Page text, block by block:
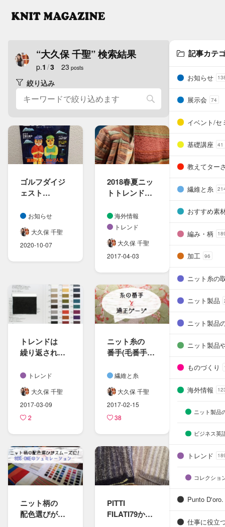
“大久保 千聖” 検索結果
p.1 /3 23 posts
絞り込み
ゴルフダイジ
ェスト​
ヘッドカバー
アワードに​
参加。
お知らせ
大久保 千聖
2020-10-07
2018春夏ニッ
トトレンド｜
二重構造
海外情報
トレンド
大久保 千聖
2017-04-03
トレンドは​
繰り返される​
流行した​
ニット糸の​今
トレンド
大久保 千聖
2017-03-09
2
ニット糸の​
番手(毛番手・​
適正ゲージの​
計算方​法
繊維と糸
大久保 千聖
2017-02-15
38
ニット柄の​
配色​選びが​
PITTI
FILATI79から
記事カテ
お知らせ
展示会 74
イベント/セ
基礎講座 41
教えてター
繊維と糸
おすすめ素
編み・柄
加工 96
ニット糸の
ニット製品
ニット製品
ニット製品
ものづくり
海外情報
ニット製品
ビジネス英
トレンド
コレクショ
Punto D'oro.
仕事に役立